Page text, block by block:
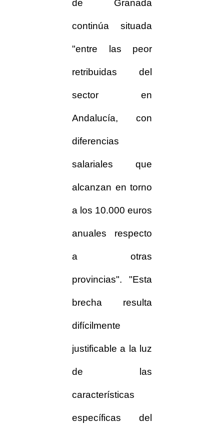
de Granada
continúa situada
"entre las peor
retribuidas del
sector en
Andalucía, con
diferencias
salariales que
alcanzan en torno
a los 10.000 euros
anuales respecto
a otras
provincias". "Esta
brecha resulta
difícilmente
justificable a la luz
de las
características
específicas del